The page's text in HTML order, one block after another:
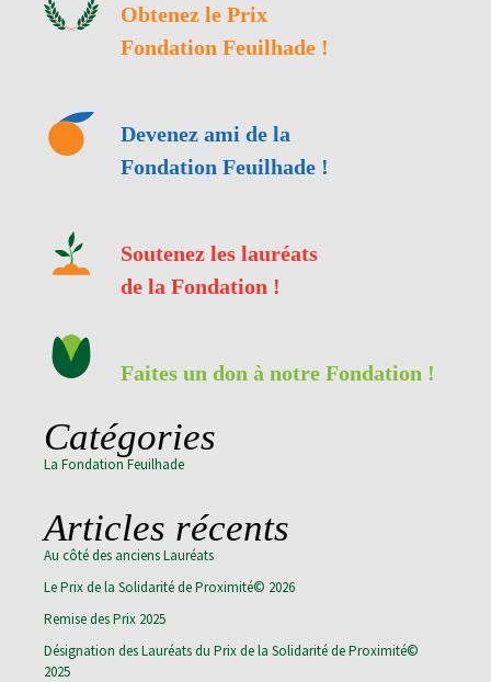
Obtenez le Prix
Fondation Feuilhade !
Devenez ami de la
Fondation Feuilhade !
Soutenez les lauréats
de la Fondation !
Faites un don à notre Fondation !
Catégories
La Fondation Feuilhade
Articles récents
Au côté des anciens Lauréats
Le Prix de la Solidarité de Proximité© 2026
Remise des Prix 2025
Désignation des Lauréats du Prix de la Solidarité de Proximité©
2025